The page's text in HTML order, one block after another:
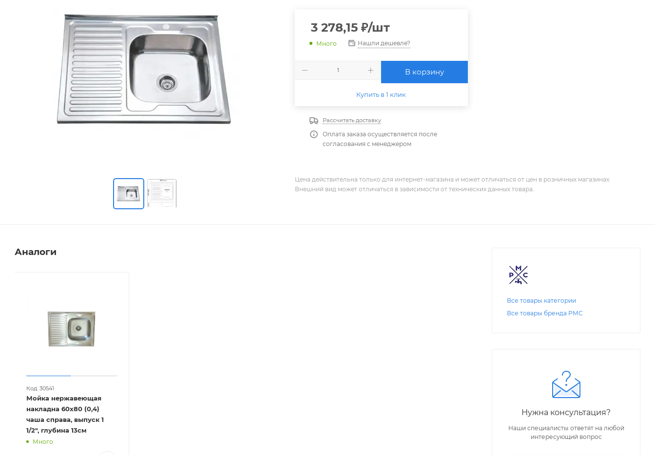
3 278,15 ₽/шт
Много Нашли дешевле?
В корзину
Купить в 1 клик
Рассчитать доставку
Оплата заказа осуществляется после
согласования с менеджером
Цена действительна только для интернет-магазина и может отличаться от цен в розничных магазинах.
Внешний вид может отличаться в зависимости от технических данных товара.
Аналоги
Код: 30541
Мойка нержавеющая
накладна 60х80 (0,4)
чаша справа, выпуск 1
1/2", глубина 13см
Много
Все товары категории
Все товары бренда РМС
Нужна консультация?
Наши специалисты ответят на любой
интересующий вопрос